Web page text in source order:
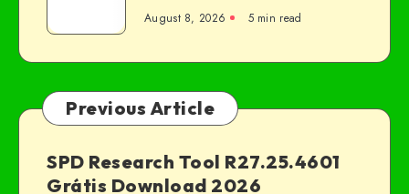
August 8, 2026 5 min read
Previous Article
SPD Research Tool R27.25.4601
Grátis Download 2026